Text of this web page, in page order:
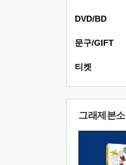
DVD/BD
문구/GIFT
티켓
그래제본소